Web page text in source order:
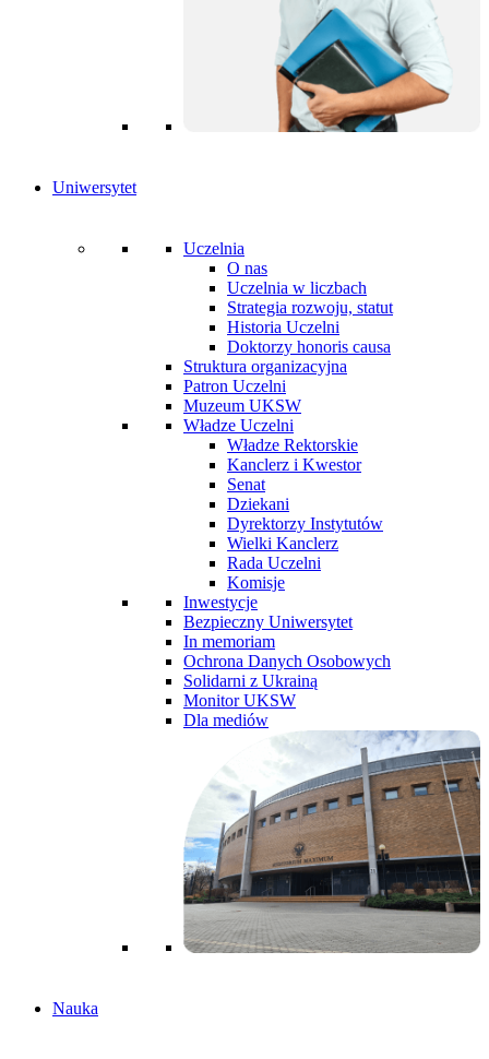
Uniwersytet
Uczelnia
O nas
Uczelnia w liczbach
Strategia rozwoju, statut
Historia Uczelni
Doktorzy honoris causa
Struktura organizacyjna
Patron Uczelni
Muzeum UKSW
Władze Uczelni
Władze Rektorskie
Kanclerz i Kwestor
Senat
Dziekani
Dyrektorzy Instytutów
Wielki Kanclerz
Rada Uczelni
Komisje
Inwestycje
Bezpieczny Uniwersytet
In memoriam
Ochrona Danych Osobowych
Solidarni z Ukrainą
Monitor UKSW
Dla mediów
Nauka